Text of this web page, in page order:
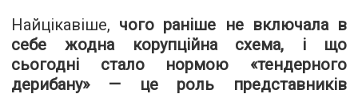
Найцікавіше, чого раніше не включала в
себе жодна корупційна схема, і що
сьогодні стало нормою «тендерного
дерибану» — це роль представників